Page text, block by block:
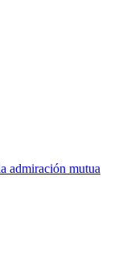
admiración mutua